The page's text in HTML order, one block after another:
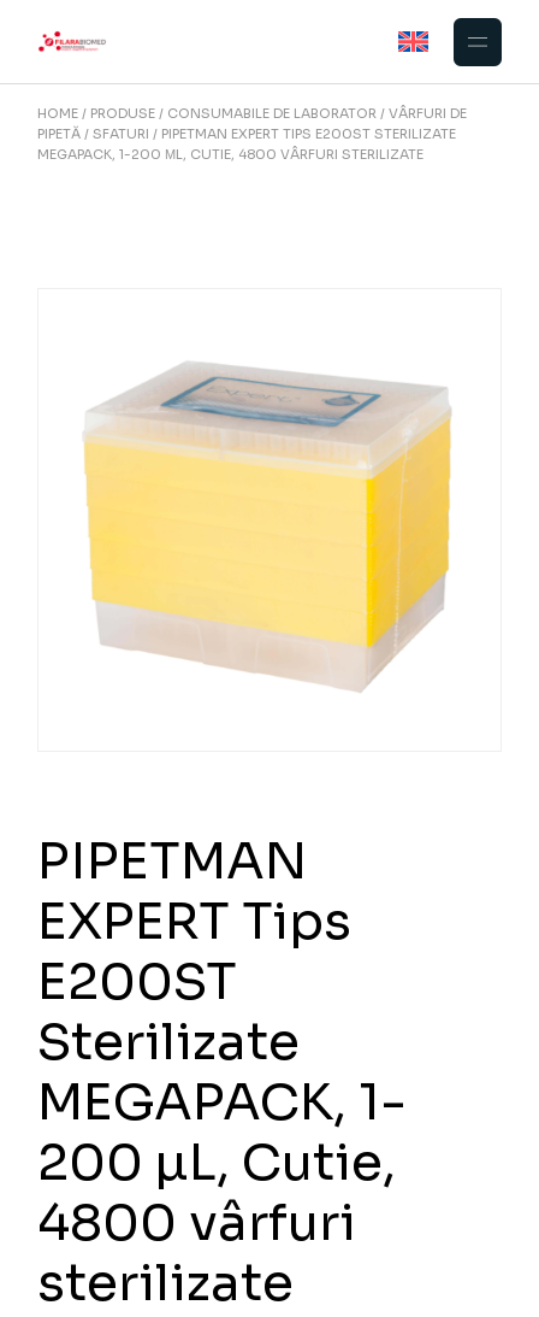
HOME PRODUSE CONSUMABILE DE LABORATOR
VÂRFURI DE
PIPETĂ
SFATURI
PIPETMAN EXPERT TIPS E200ST STERILIZATE
MEGAPACK, 1-200 ΜL, CUTIE, 4800 VÂRFURI STERILIZATE
PIPETMAN
EXPERT Tips
E200ST
Sterilizate
MEGAPACK, 1-
200 µL, Cutie,
4800 vârfuri
sterilizate